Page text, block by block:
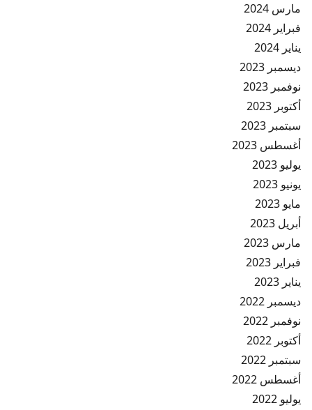
مارس 2024
فبراير 2024
يناير 2024
ديسمبر 2023
نوفمبر 2023
أكتوبر 2023
سبتمبر 2023
أغسطس 2023
يوليو 2023
يونيو 2023
مايو 2023
أبريل 2023
مارس 2023
فبراير 2023
يناير 2023
ديسمبر 2022
نوفمبر 2022
أكتوبر 2022
سبتمبر 2022
أغسطس 2022
يوليو 2022